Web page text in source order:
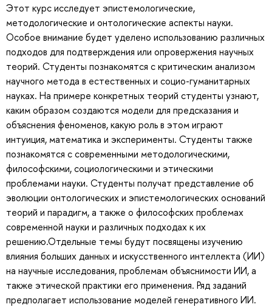
Этот курс исследует эпистемологические,
методологические и онтологические аспекты науки.
Особое внимание будет уделено использованию различных
подходов для подтверждения или опровержения научных
теорий. Студенты познакомятся с критическим анализом
научного метода в естественных и социо-гуманитарных
науках. На примере конкретных теорий студенты узнают,
каким образом создаются модели для предсказания и
объяснения феноменов, какую роль в этом играют
интуиция, математика и эксперименты. Студенты также
познакомятся с современными методологическими,
философскими, социологическими и этическими
проблемами науки. Студенты получат представление об
эволюции онтологических и эпистемологических оснований
теорий и парадигм, а также о философских проблемах
современной науки и различных подходах к их
решению.Отдельные темы будут посвящены изучению
влияния больших данных и искусственного интеллекта (ИИ)
на научные исследования, проблемам объяснимости ИИ, а
также этической практики его применения. Ряд заданий
предполагает использование моделей генеративного ИИ.